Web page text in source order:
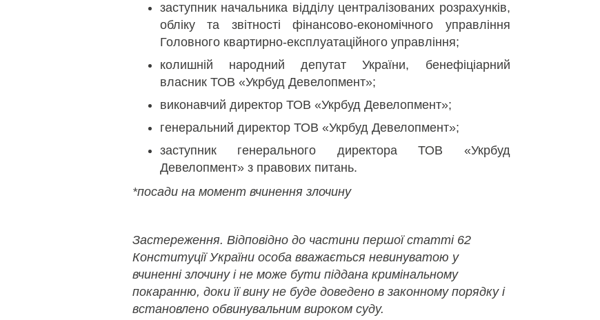
заступник начальника відділу централізованих розрахунків,
обліку та звітності фінансово-економічного управління
Головного квартирно-експлуатаційного управління;
колишній народний депутат України, бенефіціарний
власник ТОВ «Укрбуд Девелопмент»;
виконавчий директор ТОВ «Укрбуд Девелопмент»;
генеральний директор ТОВ «Укрбуд Девелопмент»;
заступник генерального директора ТОВ «Укрбуд
Девелопмент» з правових питань.
*посади на момент вчинення злочину
Застереження. Відповідно до частини першої статті 62
Конституції України особа вважається невинуватою у
вчиненні злочину і не може бути піддана кримінальному
покаранню, доки її вину не буде доведено в законному порядку і
встановлено обвинувальним вироком суду.